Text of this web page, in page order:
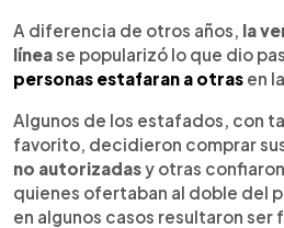
A diferencia de otros años, la
línease popularizó lo que dio
personas estafaran a otras en
Algunos de los estafados, con
favorito, decidieron comprar
no autorizadasy otras
quienes ofertaban al doble del
en algunos casos resultaron ser